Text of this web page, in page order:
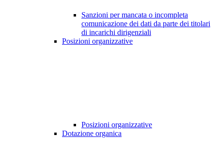
Sanzioni per mancata o incompleta
comunicazione dei dati da parte dei titolari
di incarichi dirigenziali
Posizioni organizzative
Posizioni organizzative
Dotazione organica